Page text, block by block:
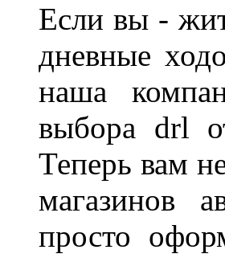
Если вы -
дневные
наша
выбора drl
Теперь вам
магазинов
просто